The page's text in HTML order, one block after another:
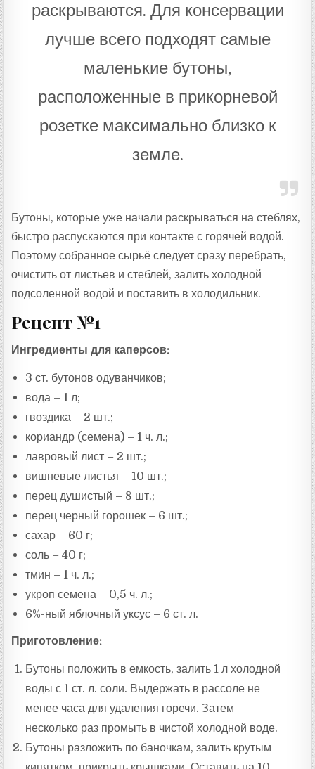
раскрываются. Для консервации
лучше всего подходят самые
маленькие бутоны,
расположенные в прикорневой
розетке максимально близко к
земле.
Бутоны, которые уже начали раскрываться на стеблях,
быстро распускаются при контакте с горячей водой.
Поэтому собранное сырьё следует сразу перебрать,
очистить от листьев и стеблей, залить холодной
подсоленной водой и поставить в холодильник.
Рецепт №1
Ингредиенты для каперсов:
3 ст. бутонов одуванчиков;
вода – 1 л;
гвоздика – 2 шт.;
кориандр (семена) – 1 ч. л.;
лавровый лист – 2 шт.;
вишневые листья – 10 шт.;
перец душистый – 8 шт.;
перец черный горошек – 6 шт.;
сахар – 60 г;
соль – 40 г;
тмин – 1 ч. л.;
укроп семена – 0,5 ч. л.;
6%-ный яблочный уксус – 6 ст. л.
Приготовление:
Бутоны положить в емкость, залить 1 л холодной
воды с 1 ст. л. соли. Выдержать в рассоле не
менее часа для удаления горечи. Затем
несколько раз промыть в чистой холодной воде.
Бутоны разложить по баночкам, залить крутым